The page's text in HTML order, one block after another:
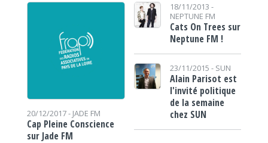
20/12/2017 - JADE FM
Cap Pleine Conscience
sur Jade FM
18/11/2013 -
NEPTUNE FM
Cats On Trees sur
Neptune FM !
23/11/2015 - SUN
Alain Parisot est
l'invité politique
de la semaine
chez SUN